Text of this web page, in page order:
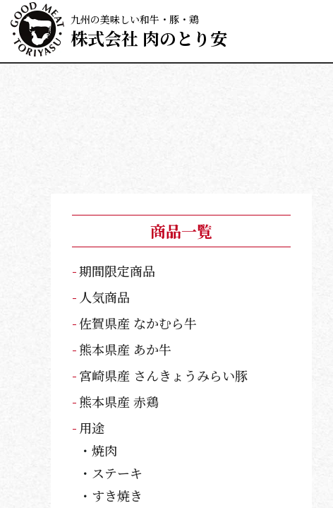
九州の美味しい和牛・豚・鶏
株式会社 肉のとり安
商品一覧
期間限定商品
人気商品
佐賀県産 なかむら牛
熊本県産 あか牛
宮崎県産 さんきょうみらい豚
熊本県産 赤鶏
用途
焼肉
ステーキ
すき焼き